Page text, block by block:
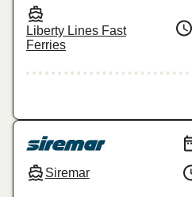
Liberty Lines Fast
Ferries
Siremar